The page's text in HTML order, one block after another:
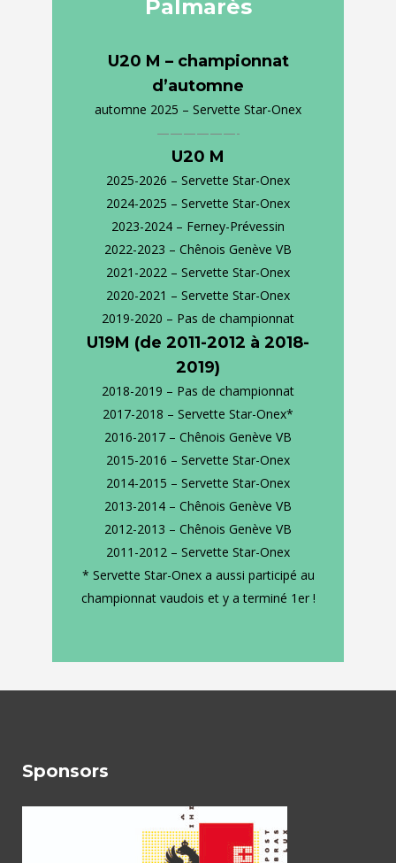
Palmarès
U20 M – championnat
d’automne
automne 2025 – Servette Star-Onex
——————-
U20 M
2025-2026 – Servette Star-Onex
2024-2025 – Servette Star-Onex
2023-2024 – Ferney-Prévessin
2022-2023 – Chênois Genève VB
2021-2022 – Servette Star-Onex
2020-2021 – Servette Star-Onex
2019-2020 – Pas de championnat
U19M (de 2011-2012 à 2018-
2019)
2018-2019 – Pas de championnat
2017-2018 – Servette Star-Onex*
2016-2017 – Chênois Genève VB
2015-2016 – Servette Star-Onex
2014-2015 – Servette Star-Onex
2013-2014 – Chênois Genève VB
2012-2013 – Chênois Genève VB
2011-2012 – Servette Star-Onex
* Servette Star-Onex a aussi participé au
championnat vaudois et y a terminé 1er !
Sponsors